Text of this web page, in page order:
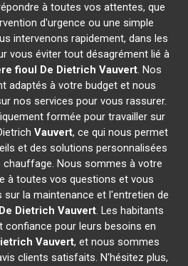
à toutes vos attentes, que
d'urgence ou une simple
intervenons rapidement, dans les
vous éviter tout désagrément lié à
fioul De Dietrich Vauvert. Nos
adaptés à votre budget et nous
nos services pour vous rassurer.
formée pour travailler sur
Vauvert, ce qui nous permet
et des solutions personnalisées
Nous sommes à votre
à toutes vos questions et vous
la maintenance et l'entretien de
Dietrich Vauvert. Les habitants
pour leurs besoins en
Vauvert, et nous sommes
clients satisfaits. N'hésitez plus,